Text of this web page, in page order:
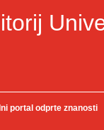
portal odprte znanosti